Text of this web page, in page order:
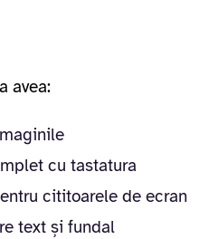
avea:
cu tastatura
cititoarele de ecran
text și fundal